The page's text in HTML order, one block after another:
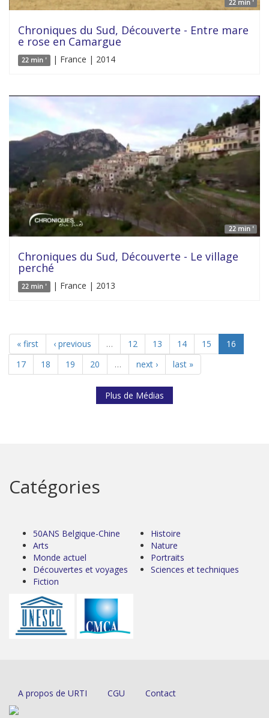
22 min '
Chroniques du Sud, Découverte - Entre mare
e rose en Camargue
22 min ' | France | 2014
22 min '
Chroniques du Sud, Découverte - Le village
perché
22 min ' | France | 2013
« first ‹ previous … 12 13 14 15
16
17
18 19 20 … next › last »
Plus de Médias
Catégories
50ANS Belgique-Chine
Arts
Monde actuel
Découvertes et voyages
Fiction
Histoire
Nature
Portraits
Sciences et techniques
A propos de URTI CGU Contact